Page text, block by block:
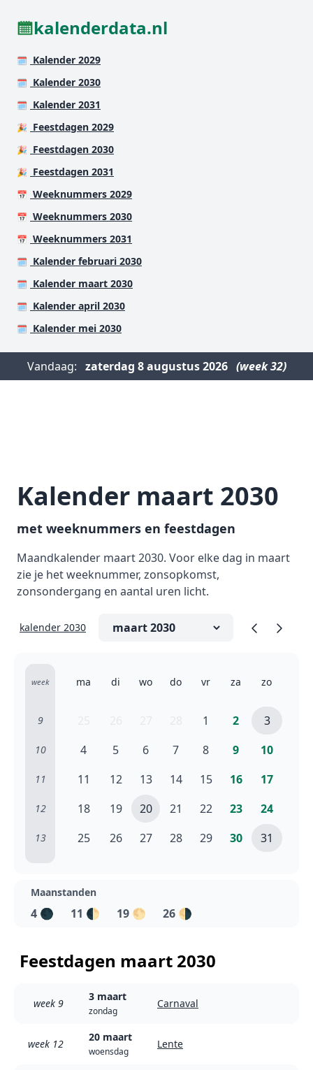
kalenderdata.nl
🗓️ Kalender 2029
🗓️ Kalender 2030
🗓️ Kalender 2031
🎉 Feestdagen 2029
🎉 Feestdagen 2030
🎉 Feestdagen 2031
📅 Weeknummers 2029
📅 Weeknummers 2030
📅 Weeknummers 2031
🗓️ Kalender februari 2030
🗓️ Kalender maart 2030
🗓️ Kalender april 2030
🗓️ Kalender mei 2030
Vandaag: zaterdag 8 augustus 2026 (week 32)
Kalender maart 2030
met weeknummers en feestdagen
Maandkalender maart 2030. Voor elke dag in maart
zie je het weeknummer, zonsopkomst,
zonsondergang en aantal uren licht.
kalender 2030
week ma di wo do vr za zo
9 1 2 3
10 4 5 6 7 8 9 10
11 11 12 13 14 15 16 17
12 18 19 20 21 22 23 24
13 25 26 27 28 29 30 31
Maanstanden
4 🌑 11 🌓 19 🌕 26 🌗
Feestdagen maart 2030
week 9
3 maart
zondag
Carnaval
week 12
20 maart
woensdag
Lente